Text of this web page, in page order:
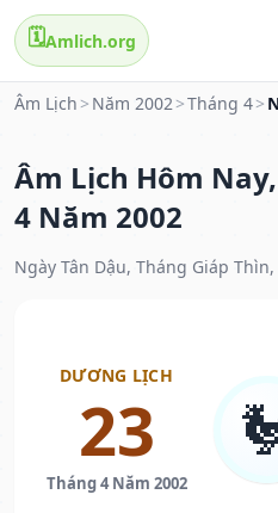
🗓️Amlich.org
Âm Lịch > Năm 2002>Tháng 4>
Âm Lịch Hôm
4 Năm 2002
Ngày Tân Dậu, Tháng Giáp
DƯƠNG LỊCH
23
Tháng 4 Năm 2002